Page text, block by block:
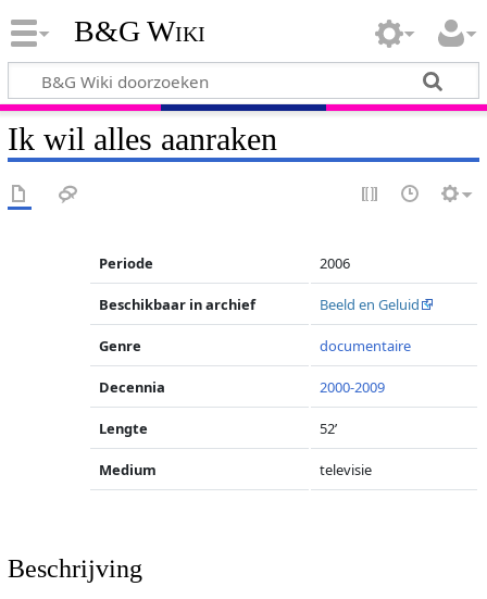
B&G Wiki
Ik wil alles aanraken
Periode 2006
Beschikbaar in archief Beeld en Geluid
Genre documentaire
Decennia 2000-2009
Lengte 52’
Medium televisie
Beschrijving